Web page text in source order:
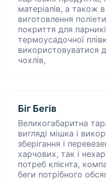
матеріалів, а також
виготовлення
покриття для
термоусадочної
використовуватися
чохлів,
Біг Бегів
Великогабаритна
вигляді мішка і
зберігання і
харчових, так і
потреб клієнта,
беги потрібного